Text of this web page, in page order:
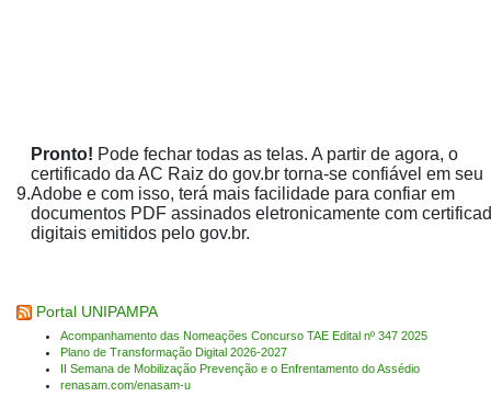
9.
Pronto! Pode fechar todas as telas. A partir de agora, o
certificado da AC Raiz do gov.br torna-se confiável em seu
Adobe e com isso, terá mais facilidade para confiar em
documentos PDF assinados eletronicamente com
digitais emitidos pelo gov.br.
Portal UNIPAMPA
Acompanhamento das Nomeações Concurso TAE Edital nº 347 2025
Plano de Transformação Digital 2026-2027
II Semana de Mobilização Prevenção e o Enfrentamento do Assédio
renasam.com/enasam-u